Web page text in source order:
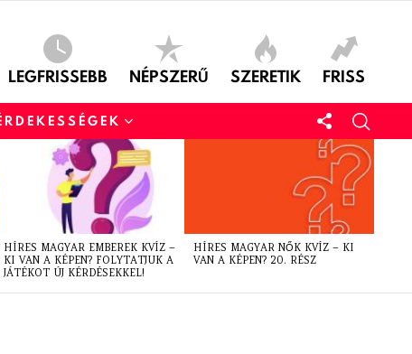
LEGFRISSEBB NÉPSZERŰ SZERETIK FRISS
HÍRES MAGYAR EMBEREK KVÍZ –
KI VAN A KÉPEN? FOLYTATJUK A
JÁTÉKOT ÚJ KÉRDÉSEKKEL!
HÍRES MAGYAR NŐK KVÍZ – KI
VAN A KÉPEN? 20. RÉSZ